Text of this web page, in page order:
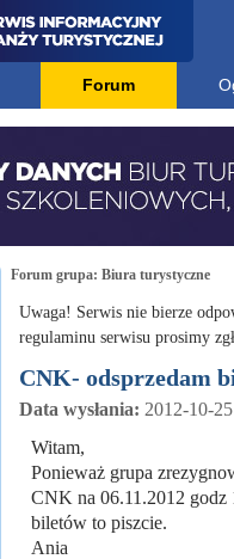
Forum
Forum grupa: Biura turystyczne
Uwaga! Serwis nie bierze
regulaminu serwisu prosimy
CNK- odsprzedam
Data wysłania: 2012-10-
Witam,
Ponieważ grupa
CNK na 06.11.2012 godz
biletów to piszcie.
Ania